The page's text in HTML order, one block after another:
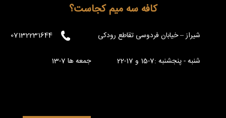
کافه سه میم کجاست؟
شیراز – خیابان فردوسی تقاطع رودکی 07132231644
شنبه - پنجشنبه :7-15 و 17-22 جمعه ها 7-13